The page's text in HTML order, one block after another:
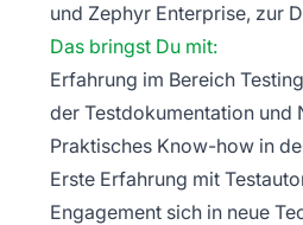
und Zephyr Enterprise, zur
Das bringst Du mit:
Erfahrung im Bereich
der Testdokumentation und
Praktisches Know-how in
Erste Erfahrung mit
Engagement sich in neue